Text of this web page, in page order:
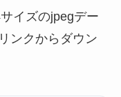
イズのjpegデー
ンクからダウン